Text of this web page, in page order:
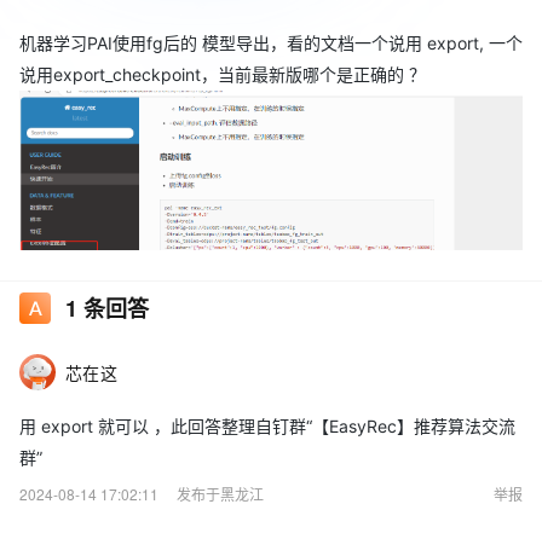
机器学习PAI使用fg后的 模型导出，看的文档一个说用 export, 一个
说用export_checkpoint，当前最新版哪个是正确的 ？
1 条回答
芯在这
用 export 就可以 ，此回答整理自钉群“【EasyRec】推荐算法交流
群”
2024-08-14 17:02:11
发布于黑龙江 举报